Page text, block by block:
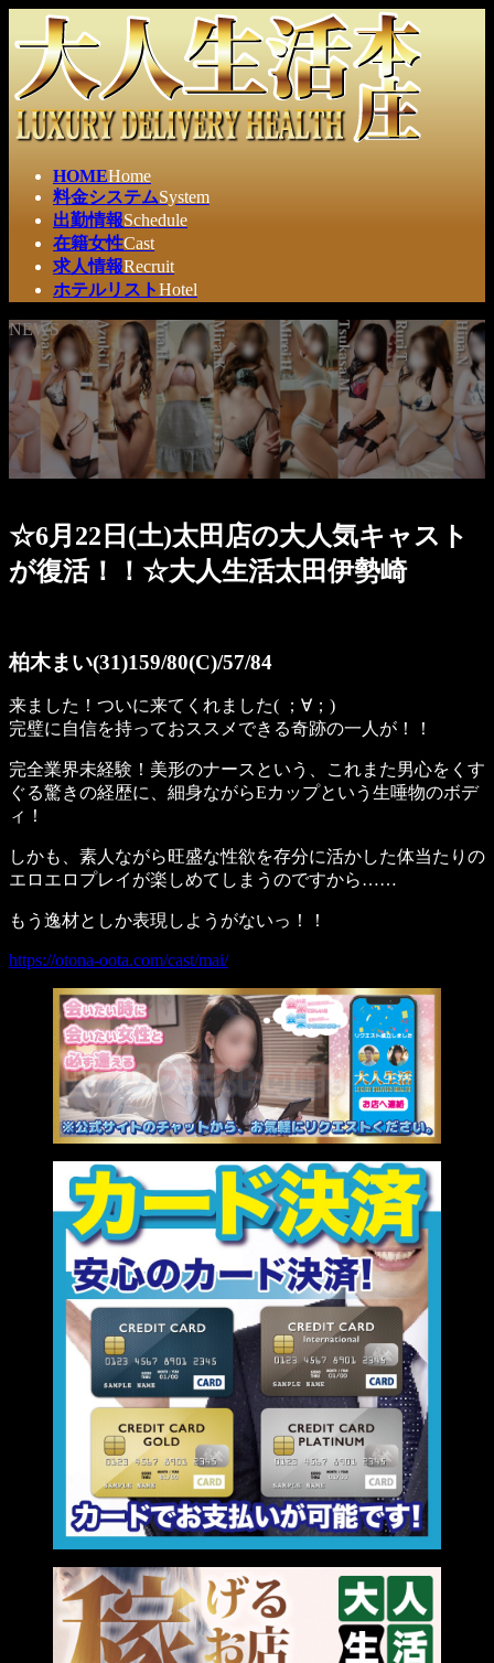
ン
ン
ツ
へ
ビ
ー
シ
ョ
HOMEHome
料金システムSystem
出勤情報Schedule
在籍女性Cast
求人情報Recruit
ホテルリストHotel
NEWS
☆6月22日(土)太田店の大人気キャスト
が復活！！☆大人生活太田伊勢崎
柏木まい(31)159/80(C)/57/84
来ました！ついに来てくれました( ；∀；)
完璧に自信を持っておススメできる奇跡の一人が！！
完全業界未経験！美形のナースという、これまた男心をくす
ぐる驚きの経歴に、細身ながらEカップという生唾物のボデ
ィ！
しかも、素人ながら旺盛な性欲を存分に活かした体当たりの
エロエロプレイが楽しめてしまうのですから……
もう逸材としか表現しようがないっ！！
https://otona-oota.com/cast/mai/